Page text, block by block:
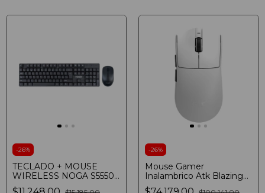
-26%
TECLADO + MOUSE
WIRELESS NOGA S5550
BLACK
-26%
Mouse Gamer
Inalambrico Atk Blazing
Sky X1 Se Paw3395se